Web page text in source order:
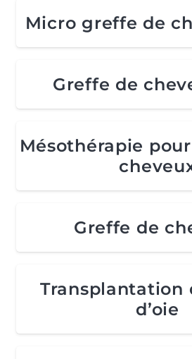
Micro greffe de
Greffe de
Mésothérapie
Greffe de
Transplantation
d’oie